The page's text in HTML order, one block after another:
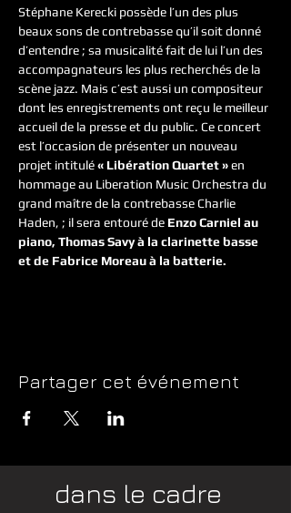
Stéphane Kerecki possède l’un des plus
beaux sons de contrebasse qu’il soit donné
d’entendre ; sa musicalité fait de lui l’un des
accompagnateurs les plus recherchés de la
scène jazz. Mais c’est aussi un compositeur
dont les enregistrements ont reçu le meilleur
accueil de la presse et du public. Ce concert
est l’occasion de présenter un nouveau
projet intitulé « Libération Quartet » en
hommage au Liberation Music Orchestra du
grand maître de la contrebasse Charlie
Haden, ; il sera entouré de Enzo Carniel au
piano, Thomas Savy à la clarinette basse
et de Fabrice Moreau à la batterie.
Partager cet événement
dans le cadre